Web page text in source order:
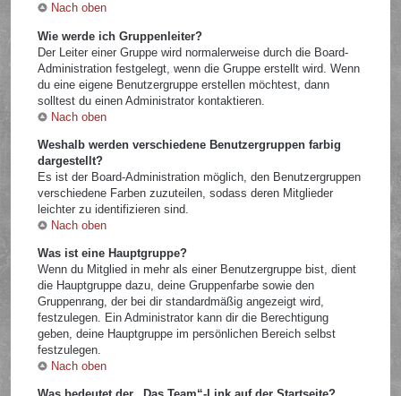
Nach oben
Wie werde ich Gruppenleiter?
Der Leiter einer Gruppe wird normalerweise durch die Board-
Administration festgelegt, wenn die Gruppe erstellt wird. Wenn
du eine eigene Benutzergruppe erstellen möchtest, dann
solltest du einen Administrator kontaktieren.
Nach oben
Weshalb werden verschiedene Benutzergruppen farbig
dargestellt?
Es ist der Board-Administration möglich, den Benutzergruppen
verschiedene Farben zuzuteilen, sodass deren Mitglieder
leichter zu identifizieren sind.
Nach oben
Was ist eine Hauptgruppe?
Wenn du Mitglied in mehr als einer Benutzergruppe bist, dient
die Hauptgruppe dazu, deine Gruppenfarbe sowie den
Gruppenrang, der bei dir standardmäßig angezeigt wird,
festzulegen. Ein Administrator kann dir die Berechtigung
geben, deine Hauptgruppe im persönlichen Bereich selbst
festzulegen.
Nach oben